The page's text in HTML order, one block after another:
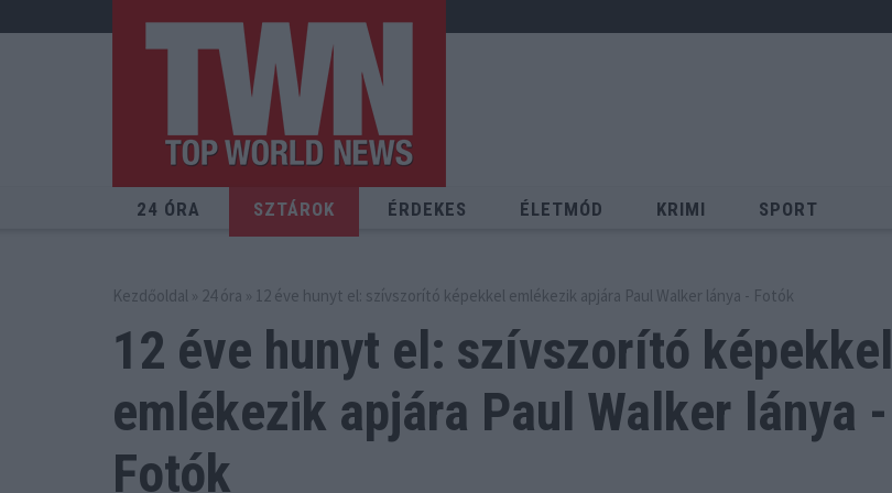
24 ÓRA SZTÁROK ÉRDEKES ÉLETMÓD KRIMI SPORT
Kezdőoldal » 24 óra » 12 éve hunyt el: szívszorító képekkel emlékezik apjára Paul Walker lánya - Fotók
12 éve hunyt el: szívszorító képekkel
emlékezik apjára Paul Walker lánya -
Fotók